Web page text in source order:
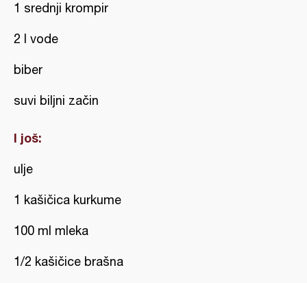
1 srednji krompir
2 l vode
biber
suvi biljni začin
I još:
ulje
1 kašičica kurkume
100 ml mleka
1/2 kašičice brašna